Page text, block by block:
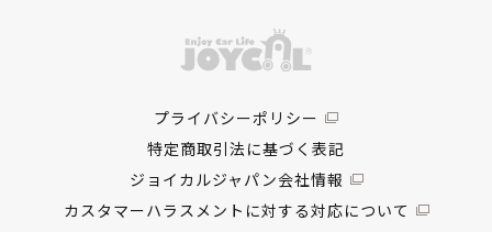
プライバシーポリシー
特定商取引法に基づく表記
ジョイカルジャパン会社情報
カスタマーハラスメントに対する対応について